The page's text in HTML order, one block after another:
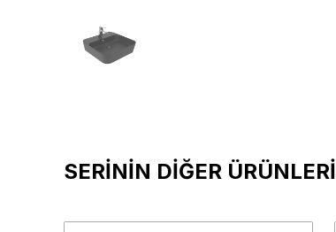
SERİNİN DİĞER ÜRÜNLERİ